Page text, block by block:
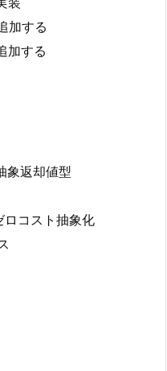
加する
加する
象返却値型
コスト抽象化